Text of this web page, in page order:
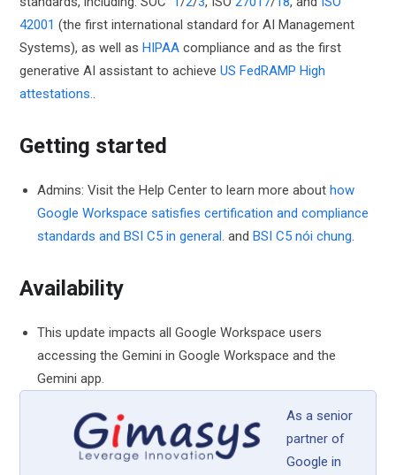
42001 (the first international standard for AI Management
Systems), as well asHIPAA compliance and as the first
generative AI assistant to achieveUS FedRAMP High
attestations..
Getting started
Admins: Visit the Help Center to learn more abouthow
Google Workspace satisfies certification and compliance
standards and BSI C5 in general. andBSI C5 nói chung.
Availability
This update impacts all Google Workspace users
accessing the Gemini in Google Workspace and the
Gemini app.
As a senior
partner of
Google in